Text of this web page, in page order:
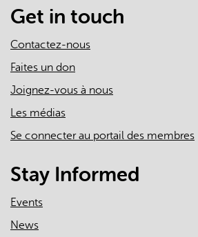
mail)
Get in touch
Contactez-nous
Faites un don
Joignez-vous à nous
Les médias
Se connecter au portail des membres
Stay Informed
Events
News